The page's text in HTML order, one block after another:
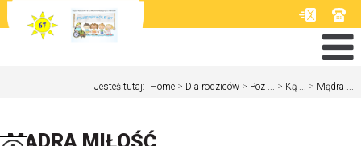
Jesteś tutaj: Home > Dla rodziców > Poz ... > Ką ... > Mądra ...